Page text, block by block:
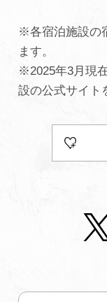
※各宿泊施設の
ます。
※2025年3月現
設の公式サイト